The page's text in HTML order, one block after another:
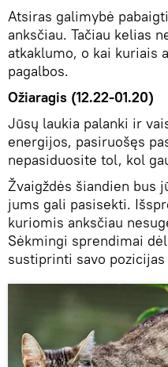
Atsiras galimybė
anksčiau. Tačiau kelias
atkaklumo, o kai kuriais
pagalbos.
Ožiaragis (12.22-01.20)
Jūsų laukia palanki ir
energijos, pasiruošęs
nepasiduosite tol, kol
Žvaigždės šiandien bus
jums gali pasisekti.
kuriomis anksčiau
Sėkmingi sprendimai
sustiprinti savo